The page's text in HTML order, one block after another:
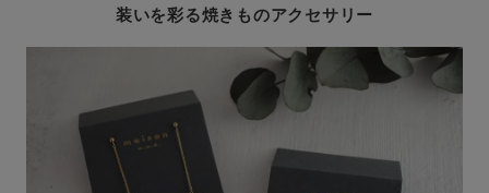
装いを彩る焼きものアクセサリー